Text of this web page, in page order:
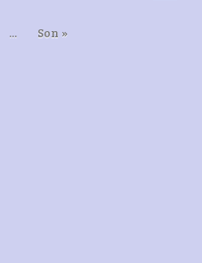
...
Son »